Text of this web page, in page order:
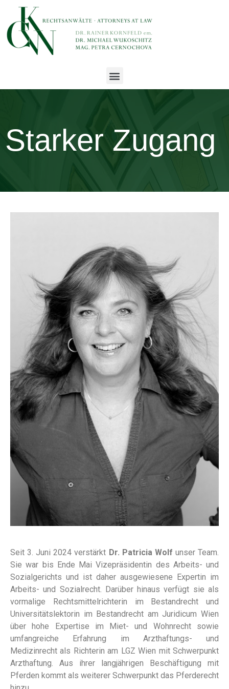
Starker Zugang
Seit 3. Juni 2024 verstärkt Dr. Patricia Wolf unser Team.
Sie war bis Ende Mai Vizepräsidentin des Arbeits- und
Sozialgerichts und ist daher ausgewiesene Expertin im
Arbeits- und Sozialrecht. Darüber hinaus verfügt sie als
vormalige Rechtsmittelrichterin im Bestandrecht und
Universitätslektorin im Bestandrecht am Juridicum Wien
über hohe Expertise im Miet- und Wohnrecht sowie
umfangreiche Erfahrung im Arzthaftungs- und
Medizinrecht als Richterin am LGZ Wien mit Schwerpunkt
Arzthaftung. Aus ihrer langjährigen Beschäftigung mit
Pferden kommt als weiterer Schwerpunkt das Pferderecht